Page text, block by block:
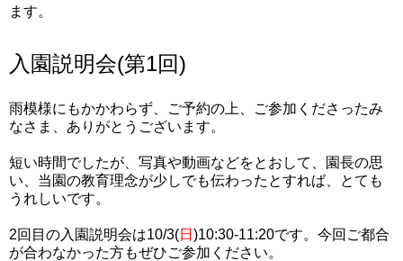
ます。
入園説明会(第1回)
雨模様にもかかわらず、ご予約の上、ご参加くださったみ
なさま、ありがとうございます。
短い時間でしたが、写真や動画などをとおして、園長の思
い、当園の教育理念が少しでも伝わったとすれば、とても
うれしいです。
2回目の入園説明会は10/3(日 )10:30-11:20です。今回ご都合
が合わなかった方もぜひご参加ください。